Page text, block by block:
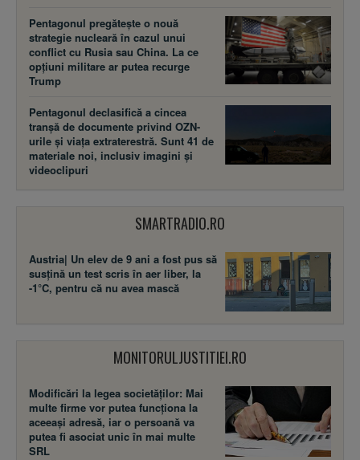
Pentagonul pregătește o nouă
strategie nucleară în cazul unui
conflict cu Rusia sau China. La ce
opțiuni militare ar putea recurge
Trump
Pentagonul declasifică a cincea
tranșă de documente privind OZN-
urile și viața extraterestră. Sunt 41 de
materiale noi, inclusiv imagini și
videoclipuri
SMARTRADIO.RO
Austria| Un elev de 9 ani a fost pus să
susţină un test scris în aer liber, la
-1°C, pentru că nu avea mască
MONITORULJUSTITIEI.RO
Modificări la legea societăţilor: Mai
multe firme vor putea funcţiona la
aceeaşi adresă, iar o persoană va
putea fi asociat unic în mai multe
SRL